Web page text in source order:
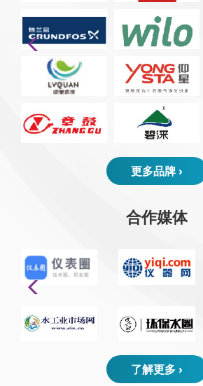
更多品牌 ›
合作媒体
了解更多 ›